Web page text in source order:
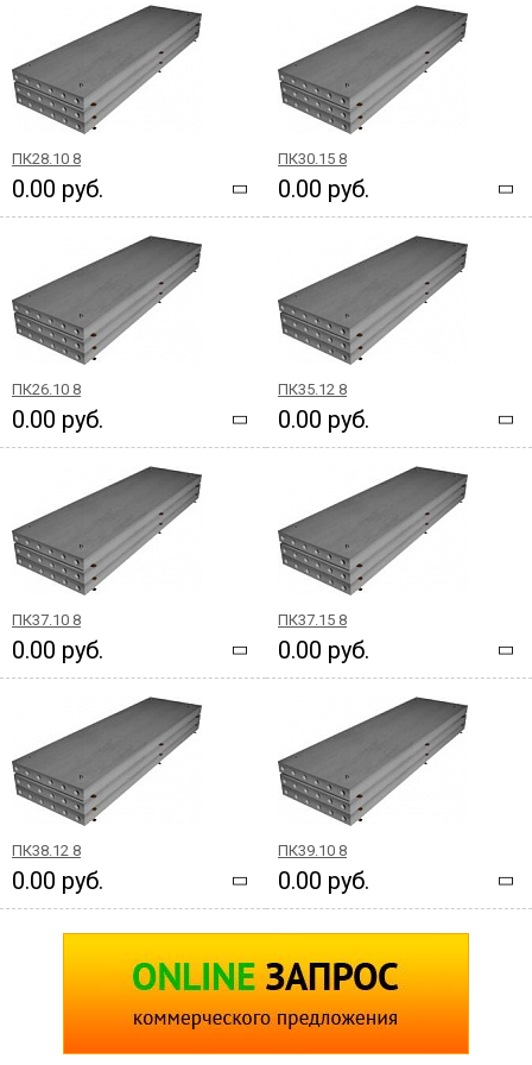
ПК28.10 8
0.00 руб.
ПК30.15 8
0.00 руб.
ПК26.10 8
0.00 руб.
ПК35.12 8
0.00 руб.
ПК37.10 8
0.00 руб.
ПК37.15 8
0.00 руб.
ПК38.12 8
0.00 руб.
ПК39.10 8
0.00 руб.